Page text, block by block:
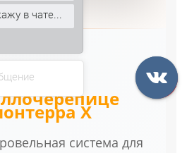
X
система для
в чате...